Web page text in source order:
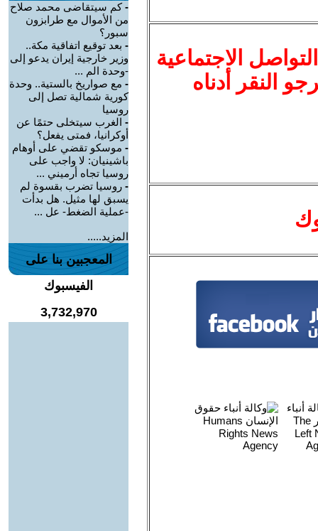
الاجتماعية
النقر أدناه
-كم سيتقاضى محمد صلاح
من الأموال مع طرابزون
سبور؟
- بعد توقيع اتفاقية مكة..
وزير خارجية إيران يدعو إلى
-وحدة الم ...
- مع صواريخ بالستية.. وحدة
كورية شمالية تصل إلى
روسيا
- الغرب سيتخلى حتمًا عن
أوكرانيا، فمتى يفعل؟
- موسكو تقضي على أوهام
باشينيان: لا واجب على
روسيا تجاه أرميني ...
- روسيا تضرب بقسوة لم
يسبق لها مثيل. هل بدأت
-عملية الضغط- عل ...
المزيد.....
المعجبين بنا على
الفيسبوك
3,732,970